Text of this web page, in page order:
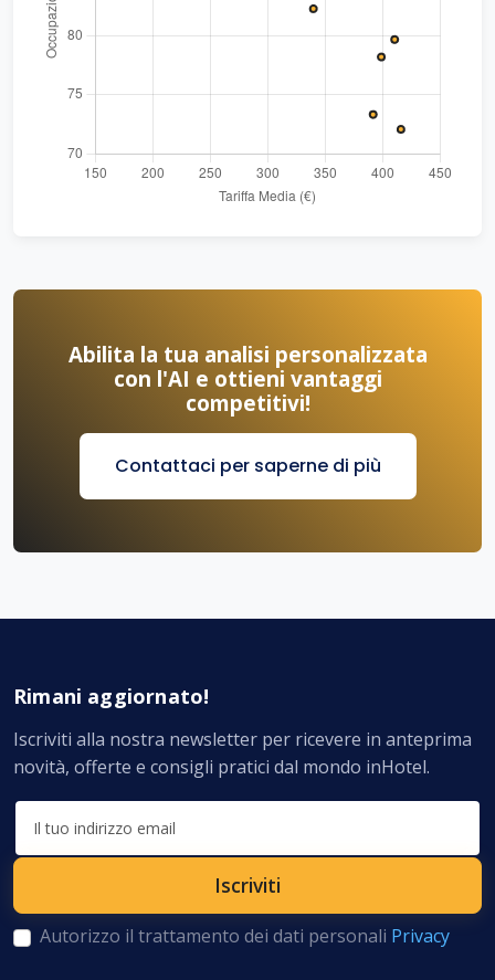
Abilita la tua analisi personalizzata
con l'AI e ottieni vantaggi
competitivi!
Contattaci per saperne di più
Rimani aggiornato!
Iscriviti alla nostra newsletter per ricevere in anteprima
novità, offerte e consigli pratici dal mondo inHotel.
Autorizzo il trattamento dei dati personali Privacy